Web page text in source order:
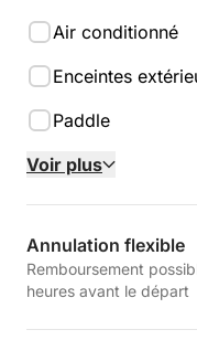
Air conditionné
Enceintes
Paddle
Voir plus
Annulation flexible
Remboursement
heures avant le départ